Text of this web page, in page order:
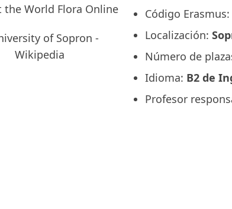
Código Erasmus:
Localización:
Número de
Idioma: B2 de
Profesor